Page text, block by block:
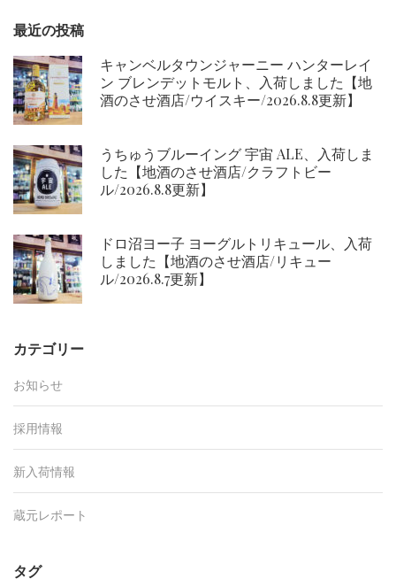
最近の投稿
キャンベルタウンジャーニー ハンターレイ
ン ブレンデットモルト、入荷しました【地
酒のさせ酒店/ウイスキー/2026.8.8更新】
うちゅうブルーイング 宇宙 ALE、入荷しま
した【地酒のさせ酒店/クラフトビー
ル/2026.8.8更新】
ドロ沼ヨー子 ヨーグルトリキュール、入荷
しました【地酒のさせ酒店/リキュー
ル/2026.8.7更新】
カテゴリー
お知らせ
採用情報
新入荷情報
蔵元レポート
タグ